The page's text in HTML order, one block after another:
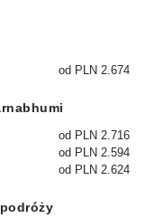
od PLN 2.674
od PLN 2.716
od PLN 2.594
od PLN 2.624